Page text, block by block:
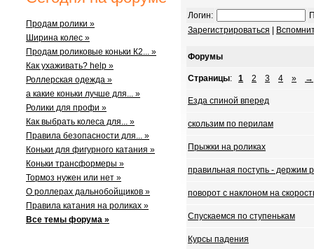
Продам ролики »
Ширина колес »
Продам роликовые коньки К2... »
Как ухаживать? help »
Роллерская одежда »
а какие коньки лучше для... »
Ролики для профи »
Как выбрать колеса для... »
Правила безопасности для... »
Коньки для фигурного катания »
Коньки трансформеры »
Тормоз нужен или нет »
О роллерах дальнобойщиков »
Правила катания на роликах »
Все темы форума »
Логин:
Зарегистрироваться
Форумы
Страницы: 1 2 3 4 » →
Езда спиной вперед
скользим по перилам
Прыжки на роликах
правильная поступь - держим
поворот с наклоном на
Спускаемся по ступенькам
Курсы падения